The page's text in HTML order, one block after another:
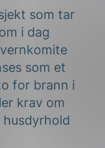
som tar
i dag
som et
for brann i
krav om